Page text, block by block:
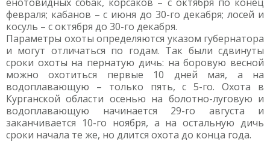
февраля; кабанов – с июня до 30-го декабря; лосей и
косуль – с октября до 30-го декабря.
Параметры охоты определяются указом губернатора
и могут отличаться по годам. Так были сдвинуты
сроки охоты на пернатую дичь: на боровую весной
можно охотиться первые 10 дней мая, а на
водоплавающую – только пять, с 5-го. Охота в
Курганской области осенью на болотно-луговую и
водоплавающую начинается 29-го августа и
заканчивается 10-го ноября, а на остальную дичь
сроки начала те же, но длится охота до конца года.